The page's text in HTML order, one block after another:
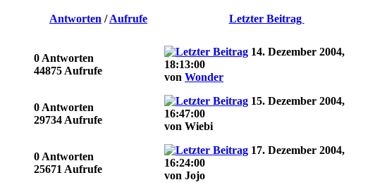
Antworten /Aufrufe
Letzter Beitrag
0 Antworten
44875 Aufrufe
14. Dezember 2004,
18:13:00
von Wonder
0 Antworten
29734 Aufrufe
15. Dezember 2004,
16:47:00
von Wiebi
0 Antworten
25671 Aufrufe
17. Dezember 2004,
16:24:00
von Jojo